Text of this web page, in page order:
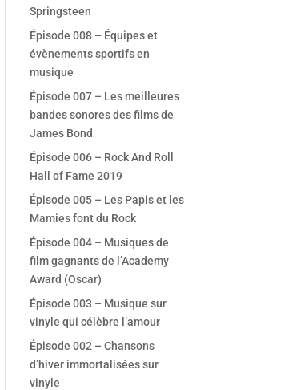
Springsteen
Épisode 008 – Équipes et
évènements sportifs en
musique
Épisode 007 – Les meilleures
bandes sonores des films de
James Bond
Épisode 006 – Rock And Roll
Hall of Fame 2019
Épisode 005 – Les Papis et les
Mamies font du Rock
Épisode 004 – Musiques de
film gagnants de l’Academy
Award (Oscar)
Épisode 003 – Musique sur
vinyle qui célèbre l’amour
Épisode 002 – Chansons
d’hiver immortalisées sur
vinyle